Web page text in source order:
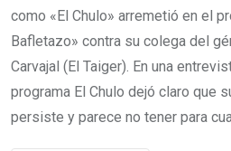
como «El Chulo» arremetió en el
Bafletazo» contra su colega del
Carvajal (El Taiger). En una
programa El Chulo dejó claro que
persiste y parece no tener para